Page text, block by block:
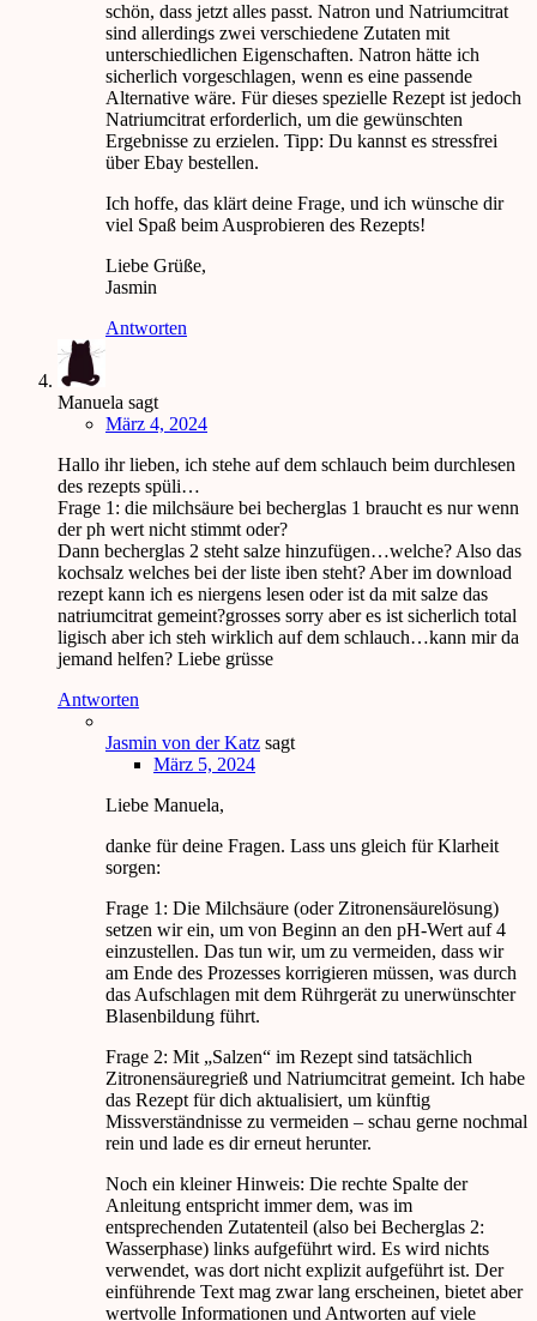
schön, dass jetzt alles passt. Natron und Natriumcitrat
sind allerdings zwei verschiedene Zutaten mit
unterschiedlichen Eigenschaften. Natron hätte ich
sicherlich vorgeschlagen, wenn es eine passende
Alternative wäre. Für dieses spezielle Rezept ist jedoch
Natriumcitrat erforderlich, um die gewünschten
Ergebnisse zu erzielen. Tipp: Du kannst es stressfrei
über Ebay bestellen.
Ich hoffe, das klärt deine Frage, und ich wünsche dir
viel Spaß beim Ausprobieren des Rezepts!
Liebe Grüße,
Jasmin
Antworten
Manuela sagt
März 4, 2024
Hallo ihr lieben, ich stehe auf dem schlauch beim durchlesen
des rezepts spüli…
Frage 1: die milchsäure bei becherglas 1 braucht es nur wenn
der ph wert nicht stimmt oder?
Dann becherglas 2 steht salze hinzufügen…welche? Also das
kochsalz welches bei der liste iben steht? Aber im download
rezept kann ich es niergens lesen oder ist da mit salze das
natriumcitrat gemeint?grosses sorry aber es ist sicherlich total
ligisch aber ich steh wirklich auf dem schlauch…kann mir da
jemand helfen? Liebe grüsse
Antworten
Jasmin von der Katz sagt
März 5, 2024
Liebe Manuela,
danke für deine Fragen. Lass uns gleich für Klarheit
sorgen:
Frage 1: Die Milchsäure (oder Zitronensäurelösung)
setzen wir ein, um von Beginn an den pH-Wert auf 4
einzustellen. Das tun wir, um zu vermeiden, dass wir
am Ende des Prozesses korrigieren müssen, was durch
das Aufschlagen mit dem Rührgerät zu unerwünschter
Blasenbildung führt.
Frage 2: Mit „Salzen“ im Rezept sind tatsächlich
Zitronensäuregrieß und Natriumcitrat gemeint. Ich habe
das Rezept für dich aktualisiert, um künftig
Missverständnisse zu vermeiden – schau gerne nochmal
rein und lade es dir erneut herunter.
Noch ein kleiner Hinweis: Die rechte Spalte der
Anleitung entspricht immer dem, was im
entsprechenden Zutatenteil (also bei Becherglas 2:
Wasserphase) links aufgeführt wird. Es wird nichts
verwendet, was dort nicht explizit aufgeführt ist. Der
einführende Text mag zwar lang erscheinen, bietet aber
wertvolle Informationen und Antworten auf viele